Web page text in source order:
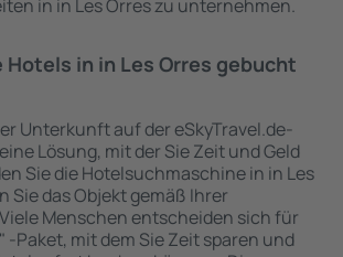
in in Les Orres zu unternehmen.
in in Les Orres gebucht
Unterkunft auf der eSkyTravel.de-
Lösung, mit der Sie Zeit und Geld
Sie die Hotelsuchmaschine in in Les
Sie das Objekt gemäß Ihrer
Menschen entscheiden sich für
-Paket, mit dem Sie Zeit sparen und